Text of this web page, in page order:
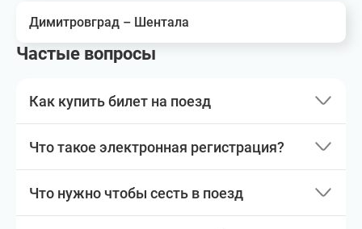
Димитровград – Шентала
Частые вопросы
Как купить билет на поезд
Что такое электронная регистрация?
Что нужно чтобы сесть в поезд